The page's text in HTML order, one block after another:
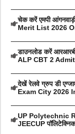
चेक करें एमपी
Merit List 2026
डाउनलोड करें
ALP CBT 2
देखें रेलवे ग्रुप डी
Exam City 2026
UP Polytechnic
JEECUP